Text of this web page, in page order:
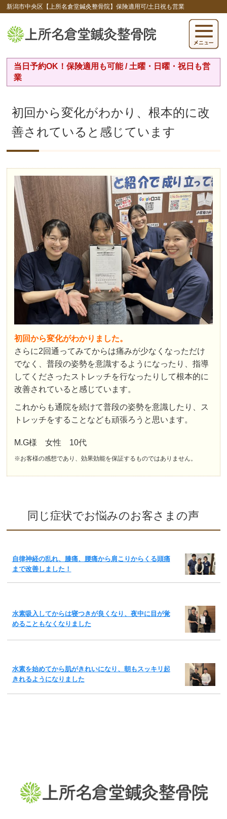
新潟市中央区【上所名倉堂鍼灸整骨院】保険適用可/土日祝も営業
当日予約OK！保険適用も可能 / 土曜・日曜・祝日も営
業
初回から変化がわかり、根本的に改
善されていると感じています
初回から変化がわかりました。
さらに2回通ってみてからは痛みが少なくなっただけ
でなく、普段の姿勢を意識するようになったり、指導
してくださったストレッチを行なったりして根本的に
改善されていると感じています。
これからも通院を続けて普段の姿勢を意識したり、ス
トレッチをすることなども頑張ろうと思います。
M.G様 女性 10代
※お客様の感想であり、効果効能を保証するものではありません。
同じ症状でお悩みのお客さまの声
自律神経の乱れ、膝痛、腰痛から肩こりからくる頭痛
まで改善しました！
水素吸入してからは寝つきが良くなり、夜中に目が覚
めることもなくなりました
水素を始めてから肌がきれいになり、朝もスッキリ起
きれるようになりました